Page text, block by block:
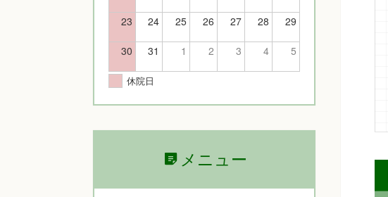
23 24 25 26 27 28 29
30 31 1 2 3 4 5
休院日
メニュー